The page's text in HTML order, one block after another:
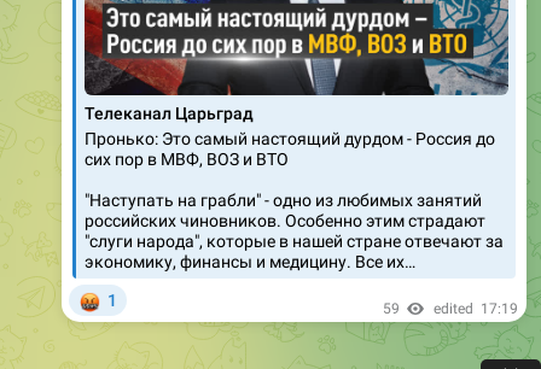
Телеканал Царьград
Пронько: Это самый настоящий дурдом - Россия до
сих пор в МВФ, ВОЗ и ВТО
"Наступать на грабли" - одно из любимых занятий
российских чиновников. Особенно этим страдают
"слуги народа", которые в нашей стране отвечают за
экономику, финансы и медицину. Все их…
1 59 edited 17:19